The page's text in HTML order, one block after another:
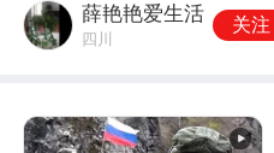
薛艳艳爱生活
四川
关注